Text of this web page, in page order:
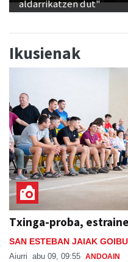
aldarrikatzen dut"
Ikusienak
Txinga-proba,
SAN ESTEBAN JAIAK
Aiurri abu 09, 09:55 ANDOAIN